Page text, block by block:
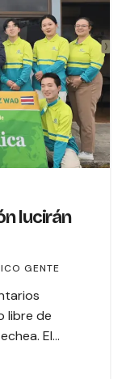
lucirán
GENTE
libre de
El…